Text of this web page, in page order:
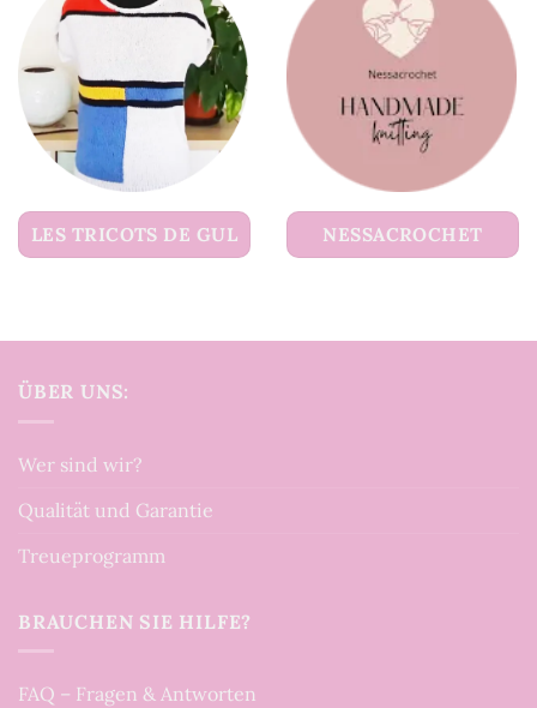
LES TRICOTS DE GUL NESSACROCHET
ÜBER UNS:
Wer sind wir?
Qualität und Garantie
Treueprogramm
BRAUCHEN SIE HILFE?
FAQ – Fragen & Antworten